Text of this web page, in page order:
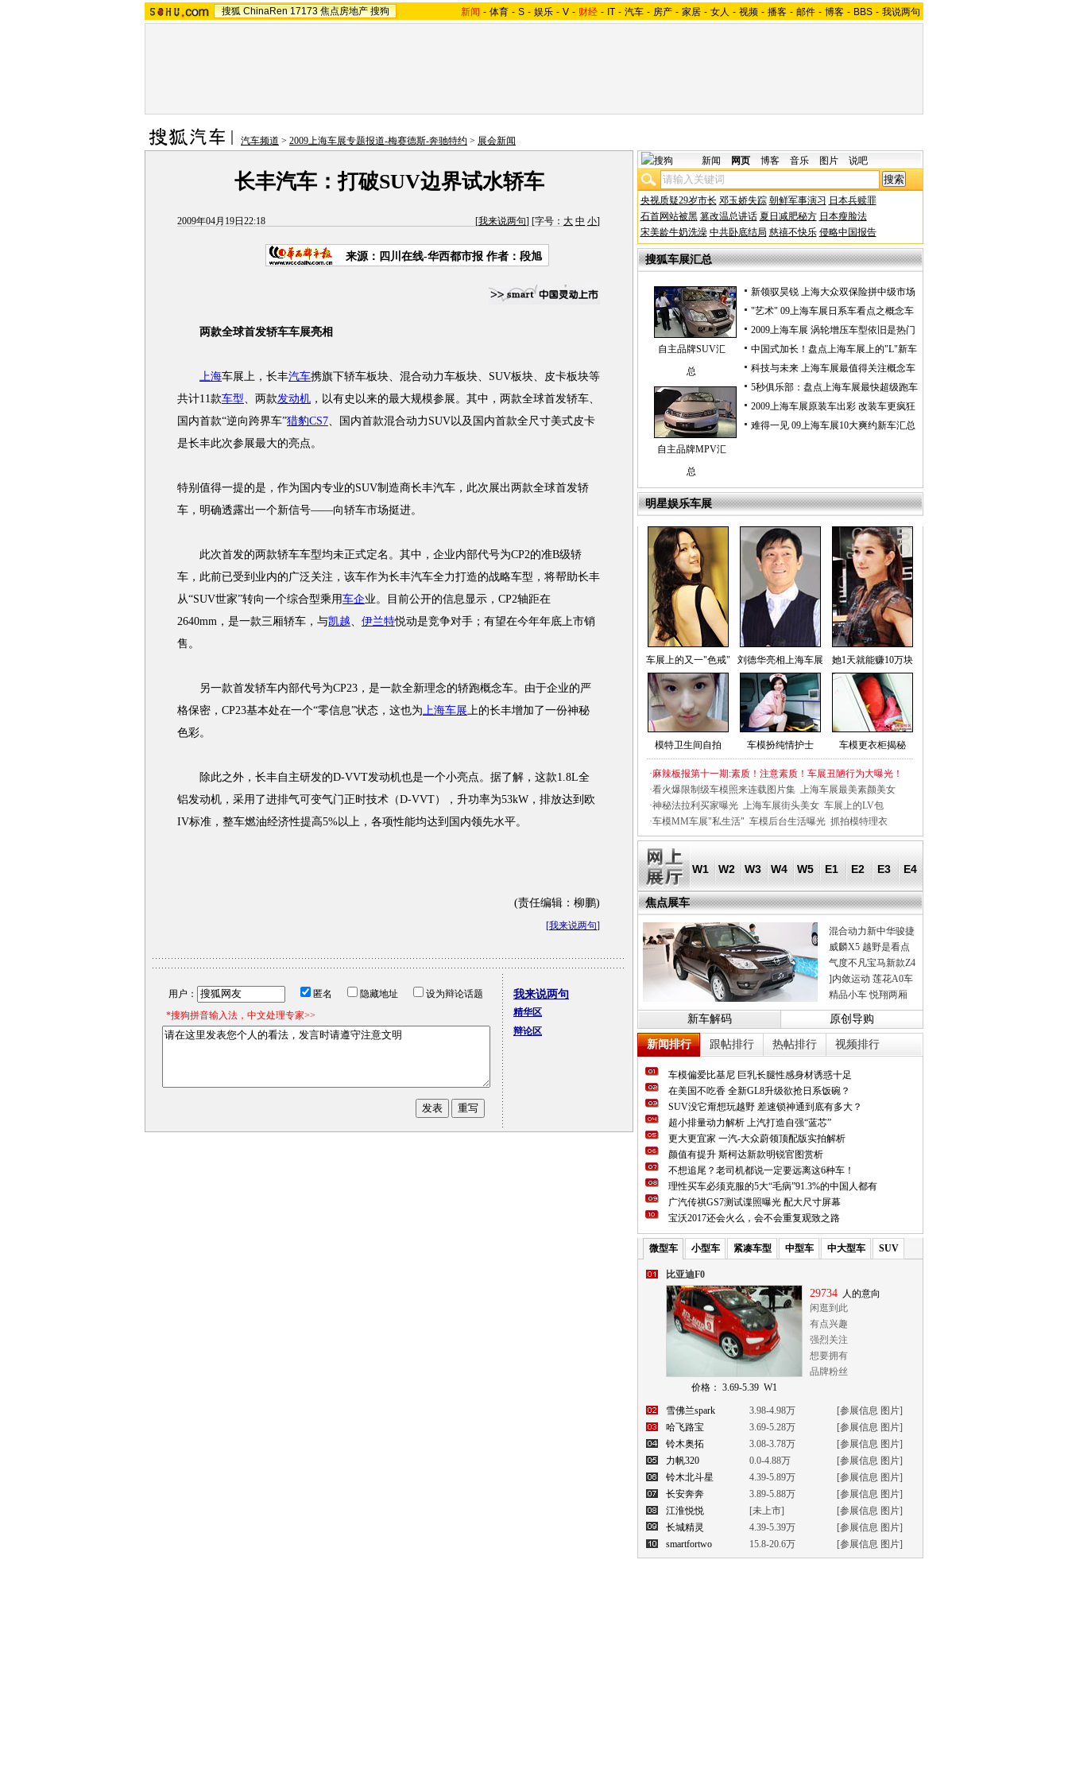
搜狐 ChinaRen 17173 焦点房地产 搜狗 新闻 - 体育 - S - 娱乐 - V - 财经 - IT - 汽车 - 房产 - 家居 - 女人 - 视频 - 播客 - 邮件 - 博客 - BBS - 我说两句
汽车频道 > 2009上海车展专题报道-梅赛德斯-奔驰特约 > 展会新闻
长丰汽车：打破SUV边界试水轿车
2009年04月19日22:18 [我来说两句] [字号： 大 中 小]
来源：四川在线-华西都市报 作者：段旭
两款全球首发轿车车展亮相
上海车展上，长丰汽车携旗下轿车板块、混合动力车板块、SUV板块、皮卡板块等
共计11款车型、两款发动机 ，以有史以来的最大规模参展。其中，两款全球首发轿车、
国内首款“逆向跨界车”猎豹CS7、国内首款混合动力SUV以及国内首款全尺寸美式皮卡
是长丰此次参展最大的亮点。
特别值得一提的是，作为国内专业的SUV制造商长丰汽车，此次展出两款全球首发轿
车，明确透露出一个新信号——向轿车市场挺进。
此次首发的两款轿车车型均未正式定名。其中，企业内部代号为CP2的准B级轿
车，此前已受到业内的广泛关注，该车作为长丰汽车全力打造的战略车型，将帮助长丰
从“SUV世家”转向一个综合型乘用车企业。目前公开的信息显示，CP2轴距在
2640mm，是一款三厢轿车，与凯越、 伊兰特悦动是竞争对手；有望在今年年底上市销
售。
另一款首发轿车内部代号为CP23，是一款全新理念的轿跑概念车。由于企业的严
格保密，CP23基本处在一个“零信息”状态，这也为上海车展上的长丰增加了一份神秘
色彩。
除此之外，长丰自主研发的D-VVT发动机也是一个小亮点。据了解，这款1.8L全
铝发动机，采用了进排气可变气门正时技术（D-VVT），升功率为53kW，排放达到欧
IV标准，整车燃油经济性提高5%以上，各项性能均达到国内领先水平。
(责任编辑：柳鹏)
[我来说两句]
用户： 匿名 隐藏地址
设为辩论话题
*搜狗拼音输入法，中文处理专家>>
我来说两句
精华区
辩论区
新闻 网页 博客 音乐 图片 说吧
央视质疑29岁市长 邓玉娇失踪 朝鲜军事演习 日本兵赎罪
石首网站被黑 篡改温总讲话 夏日减肥秘方 日本瘦脸法
宋美龄牛奶洗澡 中共卧底结局 慈禧不快乐 侵略中国报告
搜狐车展汇总
自主品牌SUV汇
总
自主品牌MPV汇
总
新领驭昊锐 上海大众双保险拼中级市场
"艺术" 09上海车展日系车看点之概念车
2009上海车展 涡轮增压车型依旧是热门
中国式加长！盘点上海车展上的"L"新车
科技与未来 上海车展最值得关注概念车
5秒俱乐部：盘点上海车展最快超级跑车
2009上海车展原装车出彩 改装车更疯狂
难得一见 09上海车展10大爽约新车汇总
明星娱乐车展
车展上的又一"色戒" 刘德华亮相上海车展 她1天就能赚10万块
模特卫生间自拍 车模扮纯情护士 车模更衣柜揭秘
·麻辣板报第十一期:素质！注意素质！车展丑陋行为大曝光！
·看火爆限制级车模照来连载图片集 上海车展最美素颜美女
·神秘法拉利买家曝光 上海车展街头美女 车展上的LV包
·车模MM车展"私生活" 车模后台生活曝光 抓拍模特理衣
W1 W2 W3 W4 W5 E1 E2 E3 E4
焦点展车
混合动力新中华骏捷
威麟X5 越野是看点
气度不凡宝马新款Z4
]内敛运动 莲花A0车
精品小车 悦翔两厢
新车解码 原创导购
新闻排行 跟帖排行 热帖排行 视频排行
车模偏爱比基尼 巨乳长腿性感身材诱惑十足
在美国不吃香 全新GL8升级欲抢日系饭碗？
SUV没它甭想玩越野 差速锁神通到底有多大？
超小排量动力解析 上汽打造自强“蓝芯”
更大更宜家 一汽-大众蔚领顶配版实拍解析
颜值有提升 斯柯达新款明锐官图赏析
不想追尾？老司机都说一定要远离这6种车！
理性买车必须克服的5大“毛病”91.3%的中国人都有
广汽传祺GS7测试谍照曝光 配大尺寸屏幕
宝沃2017还会火么，会不会重复观致之路
微型车 小型车 紧凑车型 中型车 中大型车 SUV
比亚迪F0
价格： 3.69-5.39 W1
29734 人的意向
闲逛到此
有点兴趣
强烈关注
想要拥有
品牌粉丝
雪佛兰spark 3.98-4.98万 [参展信息 图片]
哈飞路宝
3.69-5.28万 [参展信息 图片]
铃木奥拓
3.08-3.78万 [参展信息 图片]
力帆320
0.0-4.88万 [参展信息 图片]
铃木北斗星
4.39-5.89万 [参展信息 图片]
长安奔奔
3.89-5.88万 [参展信息 图片]
江淮悦悦
[未上市] [参展信息 图片]
长城精灵
4.39-5.39万 [参展信息 图片]
smartfortwo
15.8-20.6万 [参展信息 图片]